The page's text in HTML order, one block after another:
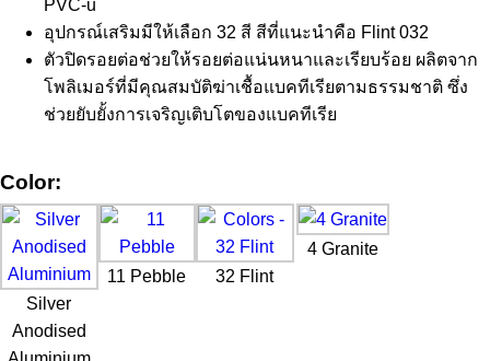
PVC-u
อุปกรณ์เสริมมีให้เลือก 32 สี สีที่แนะนำคือ Flint 032
ตัวปิดรอยต่อช่วยให้รอยต่อแน่นหนาและเรียบร้อย ผลิตจาก
โพลิเมอร์ที่มีคุณสมบัติฆ่าเชื้อแบคทีเรียตามธรรมชาติ ซึ่ง
ช่วยยับยั้งการเจริญเติบโตของแบคทีเรีย
Color:
Silver
Anodised
11 Pebble 32 Flint
4 Granite